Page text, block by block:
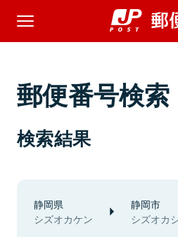
郵便番号検索
検索結果
静岡県
シズオカケン
静岡市
シズオカ